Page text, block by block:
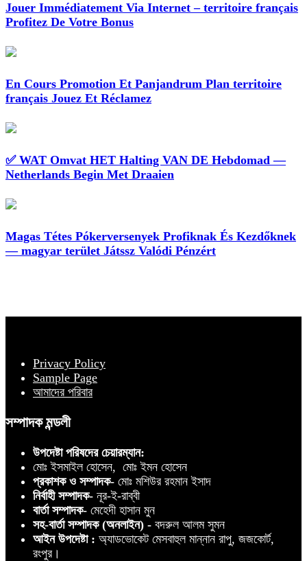
Jouer Immédiatement Via Internet – territoire français
Profitez De Votre Bonus
En Cours Promotion Et Panjandrum Plan territoire
français Jouez Et Réclamez
✅ WAT Omvat HET Halting VAN DE Hebdomad —
Netherlands Begin Met Draaien
Magas Tétes Pókerversenyek Profiknak És Kezdőknek
— magyar terület Játssz Valódi Pénzért
Privacy Policy
Sample Page
আমাদের পরিবার
সম্পাদক মন্ডলী
উপদেষ্টা পরিষদের চেয়ারম্যান:
মোঃ ইসমাইল হোসেন, মোঃ ইমন হোসেন
প্রকাশক ও সম্পাদক- মোঃ মশিউর রহমান ইসাদ
নির্বাহী সম্পাদক- নূর-ই-রাব্বী
বার্তা সম্পাদক- মেহেদী হাসান মুন
সহ-বার্তা সম্পাদক (অনলাইন) - বদরুল আলম সুমন
আইন উপদেষ্টা : অ্যাডভোকেট মেসবাহুল মান্নান রাপু, জজকোর্ট,
রংপুর।